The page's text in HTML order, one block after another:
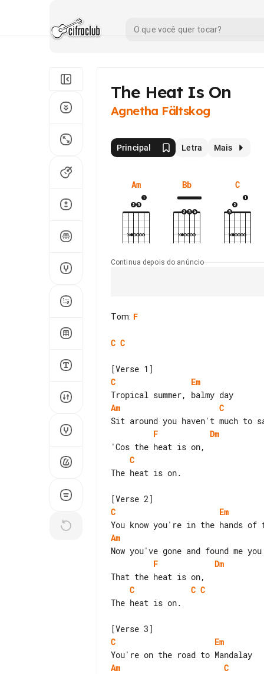
The Heat Is On
Agnetha Fältskog
Principal Letra Mais
Am Bb C
Continua depois do anúncio
Tom: F
C C
C
Em
Am
C
F
Dm
C
The heat is on.
C
Em
Am
F
Dm
C
C C
The heat is on.
C
Em
Am
C